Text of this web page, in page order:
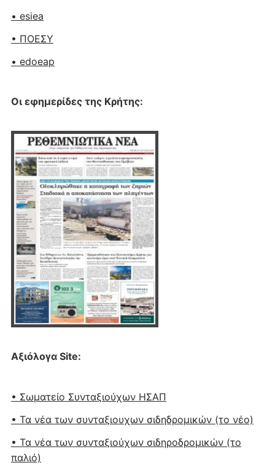
• esiea
• ΠΟΕΣΥ
• edoeap
Οι εφημερίδες της Κρήτης:
Αξιόλογα Site:
• Σωματείο Συνταξιούχων ΗΣΑΠ
• Τα νέα των συνταξιουχων σιδηδρομικών (το νέο)
• Τα νέα των συνταξιούχων σιδηροδρομικών (το
παλιό)